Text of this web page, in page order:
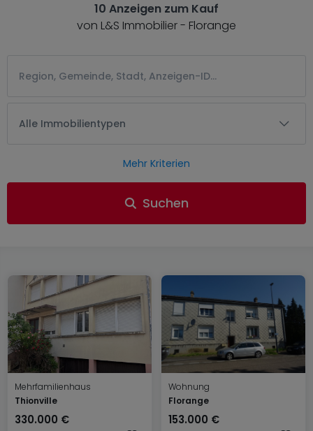
10 Anzeigen zum Kauf
von L&S Immobilier - Florange
Alle Immobilientypen
Mehr Kriterien
Suchen
Mehrfamilienhaus
Thionville
330.000 €
Wohnung
Florange
153.000 €